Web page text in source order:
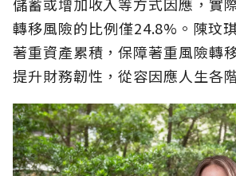
儲蓄或增加收入等方式因應，實
轉移風險的比例僅24.8%。陳玟
著重資產累積，保障著重風險轉
提升財務韌性，從容因應人生各